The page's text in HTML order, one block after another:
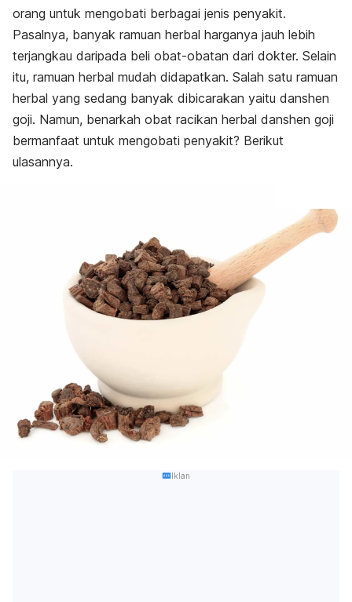
orang untuk mengobati berbagai jenis penyakit.
Pasalnya, banyak ramuan herbal harganya jauh lebih
terjangkau daripada beli obat-obatan dari dokter. Selain
itu, ramuan herbal mudah didapatkan. Salah satu ramuan
herbal yang sedang banyak dibicarakan yaitu danshen
goji. Namun, benarkah obat racikan herbal danshen goji
bermanfaat untuk mengobati penyakit? Berikut
ulasannya.
Iklan